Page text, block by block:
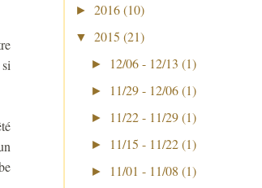
► 2016 (10)
▼ 2015 (21)
► 12/06 - 12/13 (1)
► 11/29 - 12/06 (1)
► 11/22 - 11/29 (1)
► 11/15 - 11/22 (1)
► 11/01 - 11/08 (1)